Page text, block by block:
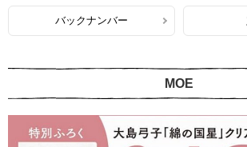
バックナンバー
MOE